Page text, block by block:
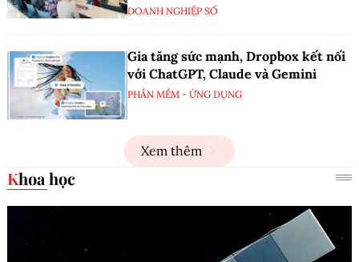
DOANH NGHIỆP SỐ
Gia tăng sức mạnh, Dropbox kết nối
với ChatGPT, Claude và Gemini
PHẦN MỀM - ỨNG DỤNG
Xem thêm
Khoa học